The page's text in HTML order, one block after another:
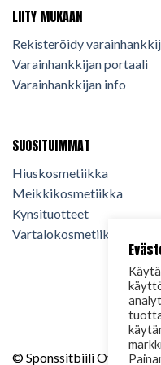
LIITY MUKAAN
Rekisteröidy
Varainhankkijan portaali
Varainhankkijan info
SUOSITUIMMAT
Hiuskosmetiikka
Meikkikosmetiikka
Kynsituotteet
Vartalokosmetiikka
© Sponssitbiili Oy. 2024.